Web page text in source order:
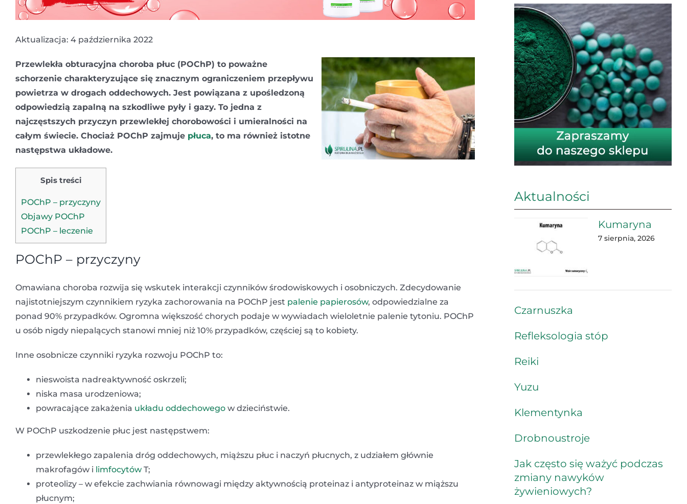
Aktualizacja: 4 października 2022
Przewlekła obturacyjna choroba płuc (POChP) to poważne
schorzenie charakteryzujące się znacznym ograniczeniem przepływu
powietrza w drogach oddechowych. Jest powiązana z upośledzoną
odpowiedzią zapalną na szkodliwe pyły i gazy. To jedna z
najczęstszych przyczyn przewlekłej chorobowości i umieralności na
całym świecie. Chociaż POChP zajmuje płuca, to ma również istotne
następstwa układowe.
Spis treści
POChP – przyczyny
Objawy POChP
POChP – leczenie
POChP – przyczyny
Omawiana choroba rozwija się wskutek interakcji czynników środowiskowych i osobniczych. Zdecydowanie
najistotniejszym czynnikiem ryzyka zachorowania na POChP jest palenie papierosów, odpowiedzialne za
ponad 90% przypadków. Ogromna większość chorych podaje w wywiadach wieloletnie palenie tytoniu. POChP
u osób nigdy niepalących stanowi mniej niż 10% przypadków, częściej są to kobiety.
Inne osobnicze czynniki ryzyka rozwoju POChP to:
nieswoista nadreaktywność oskrzeli;
niska masa urodzeniowa;
powracające zakażenia układu oddechowego w dzieciństwie.
W POChP uszkodzenie płuc jest następstwem:
przewlekłego zapalenia dróg oddechowych, miąższu płuc i naczyń płucnych, z udziałem głównie
makrofagów i limfocytów T;
proteolizy – w efekcie zachwiania równowagi między aktywnością proteinaz i antyproteinaz w miąższu
płucnym;
Aktualności
Kumaryna
7 sierpnia, 2026
Czarnuszka
Refleksologia stóp
Reiki
Yuzu
Klementynka
Drobnoustroje
Jak często się ważyć podczas
zmiany nawyków
żywieniowych?